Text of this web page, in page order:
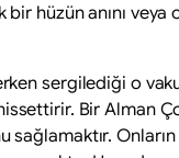
bir hüzün anını
sergilediği o
Bir Alman
sağlamaktır.